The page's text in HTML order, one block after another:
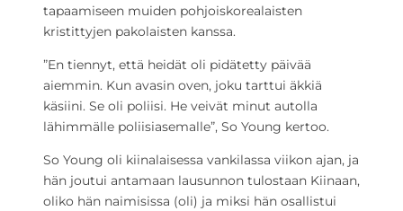
tapaamiseen muiden pohjoiskorealaisten
kristittyjen pakolaisten kanssa.
”En tiennyt, että heidät oli pidätetty päivää
aiemmin. Kun avasin oven, joku tarttui äkkiä
käsiini. Se oli poliisi. He veivät minut autolla
lähimmälle poliisiasemalle”, So Young kertoo.
So Young oli kiinalaisessa vankilassa viikon ajan, ja
hän joutui antamaan lausunnon tulostaan Kiinaan,
oliko hän naimisissa (oli) ja miksi hän osallistui